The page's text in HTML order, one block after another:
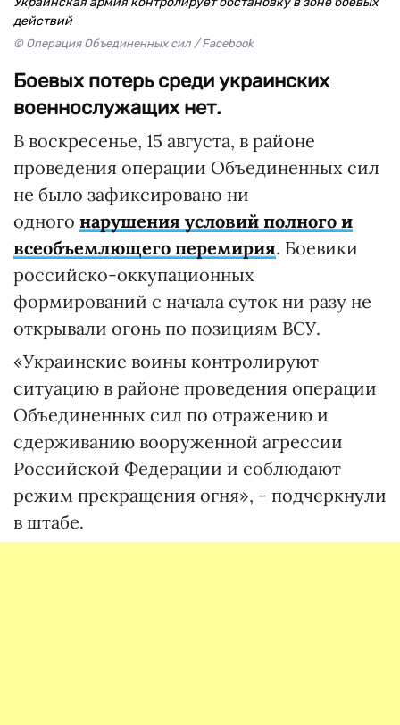
действий
© Операция Объединенных сил / Facebook
Боевых потерь среди украинских
военнослужащих нет.
В воскресенье, 15 августа, в районе
проведения операции Объединенных сил
не было зафиксировано ни
одного нарушения условий полного и
всеобъемлющего перемирия. Боевики
российско-оккупационных
формирований с начала суток ни разу не
открывали огонь по позициям ВСУ.
«Украинские воины контролируют
ситуацию в районе проведения операции
Объединенных сил по отражению и
сдерживанию вооруженной агрессии
Российской Федерации и соблюдают
режим прекращения огня», - подчеркнули
в штабе.